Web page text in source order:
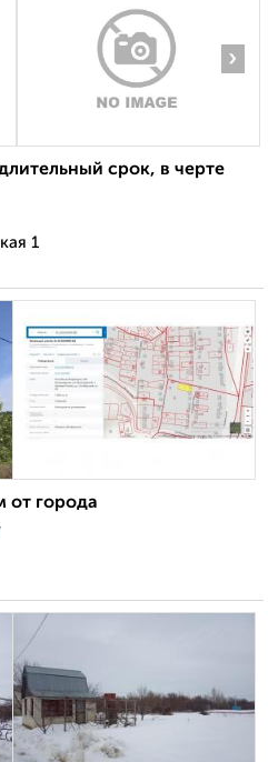
›
срок, в черте
1
от города